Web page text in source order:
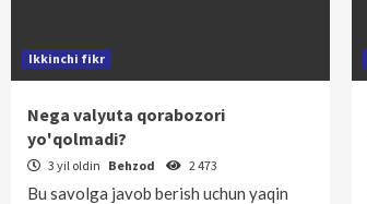
Ikkinchi fikr
Nega valyuta qorabozori
yo'qolmadi?
3 yil oldin Behzod 2 473
Bu savolga javob berish uchun yaqin